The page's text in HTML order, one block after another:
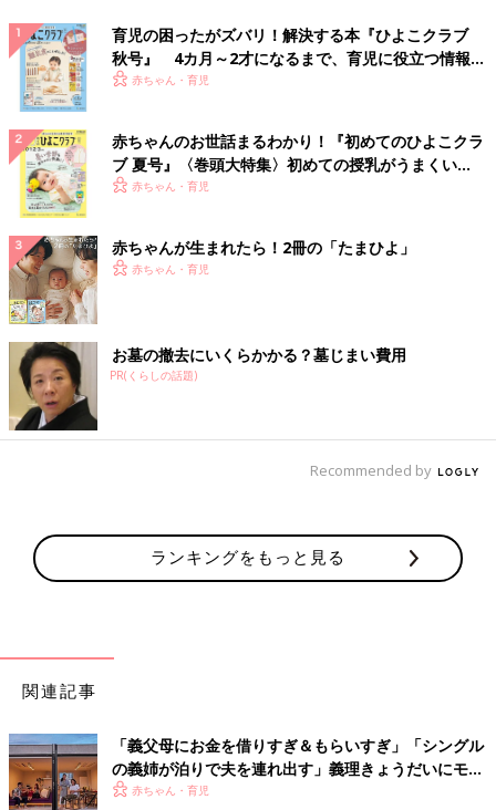
育児の困ったがズバリ！解決する本『ひよこクラブ
秋号』 4カ月～2才になるまで、育児に役立つ情報が
いっぱい！
赤ちゃん・育児
赤ちゃんのお世話まるわかり！『初めてのひよこクラ
ブ 夏号』〈巻頭大特集〉初めての授乳がうまくい
く！ おっぱい・ミルクの基本と夏のトラブル 解決テ
赤ちゃん・育児
赤ちゃんが生まれたら！2冊の「たまひよ」
赤ちゃん・育児
お墓の撤去にいくらかかる？墓じまい費用
PR(くらしの話題)
Recommended by
ランキングをもっと見る
関連記事
「義父母にお金を借りすぎ＆もらいすぎ」「シングル
の義姉が泊りで夫を連れ出す」義理きょうだいにモヤ
モヤ…
赤ちゃん・育児